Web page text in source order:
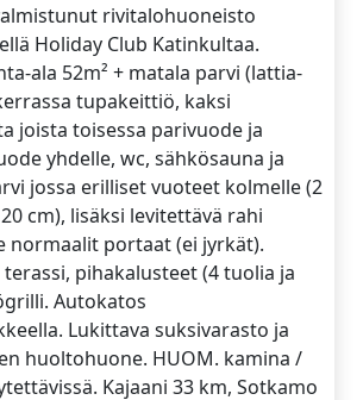
rivitalohuoneisto
Holiday Club Katinkultaa.
ala 52m² + matala parvi (lattia-
tupakeittiö, kaksi
joista toisessa parivuode ja
yhdelle, wc, sähkösauna ja
jossa erilliset vuoteet kolmelle (2
cm), lisäksi levitettävä rahi
normaalit portaat (ei jyrkät).
pihakalusteet (4 tuolia ja
Autokatos
Lukittava suksivarasto ja
huoltohuone. HUOM. kamina /
Kajaani 33 km, Sotkamo